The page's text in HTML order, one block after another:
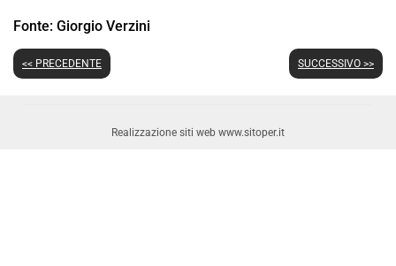
Fonte: Giorgio Verzini
<< PRECEDENTE SUCCESSIVO >>
Realizzazione siti web www.sitoper.it